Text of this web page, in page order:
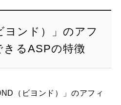
ヨンド）」のアフ
きるASPの特徴
（ビヨンド）」のアフィ